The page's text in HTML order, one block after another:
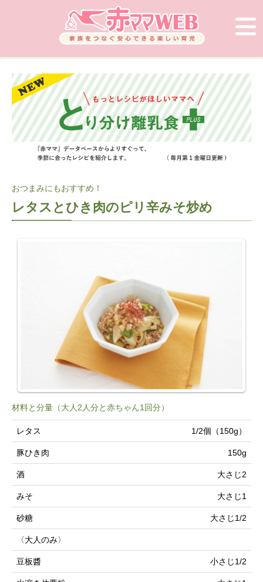
おつまみにもおすすめ！
レタスとひき肉のピリ辛みそ炒め
材料と分量（大人2人分と赤ちゃん1回分）
レタス 1/2個（150g）
豚ひき肉 150g
酒 大さじ2
みそ 大さじ1
砂糖 大さじ1/2
〈大人のみ〉
豆板醬 小さじ1/2